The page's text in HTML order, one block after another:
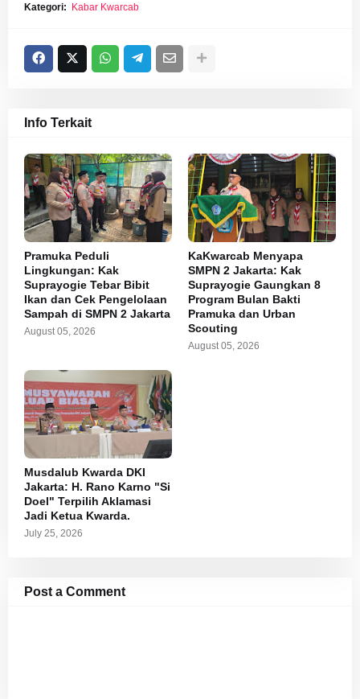
Kategori: Kabar Kwarcab
Info Terkait
Pramuka Peduli
Lingkungan: Kak
Suprayogie Tebar Bibit
Ikan dan Cek Pengelolaan
Sampah di SMPN 2 Jakarta
August 05, 2026
KaKwarcab Menyapa
SMPN 2 Jakarta: Kak
Suprayogie Gaungkan 8
Program Bulan Bakti
Pramuka dan Urban
Scouting
August 05, 2026
Musdalub Kwarda DKI
Jakarta: H. Rano Karno "Si
Doel" Terpilih Aklamasi
Jadi Ketua Kwarda.
July 25, 2026
Post a Comment